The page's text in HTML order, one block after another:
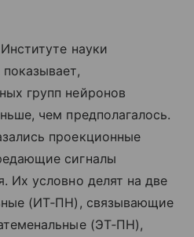
науки
групп нейронов
чем предполагалось.
проекционные
сигналы
Их условно делят на две
(ИТ‑ПН), связывающие
(ЭТ‑ПН),